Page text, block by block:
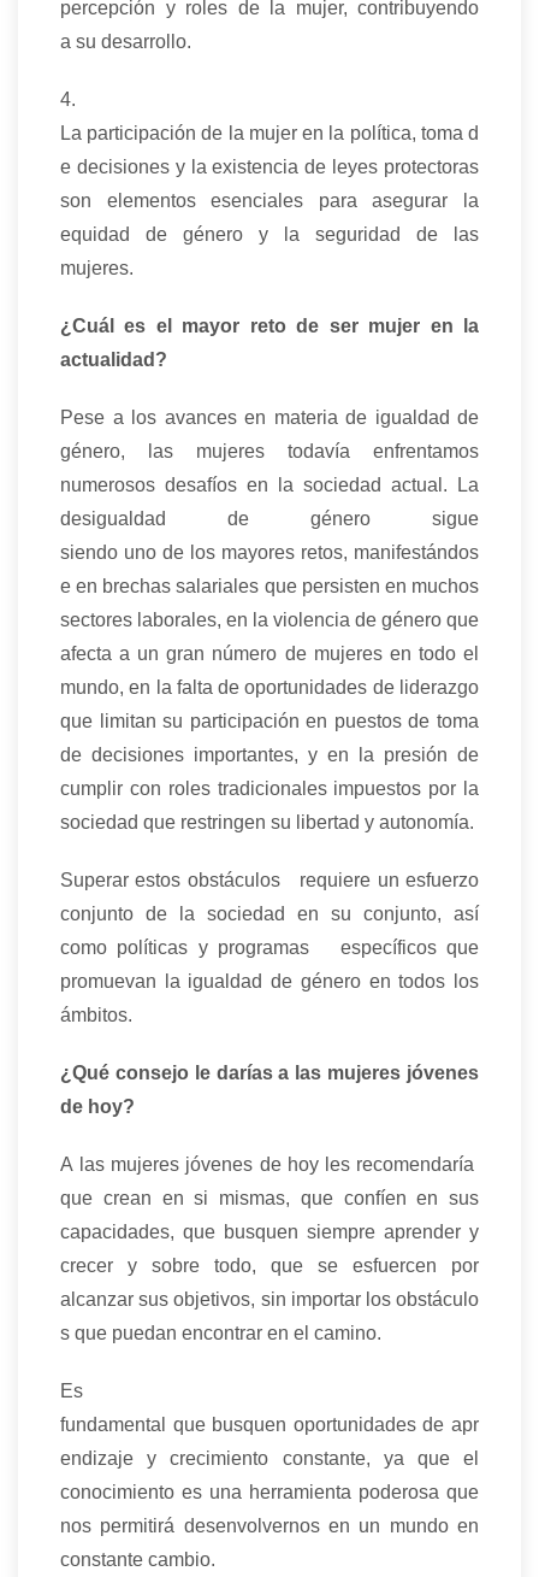
percepción y roles de la mujer, contribuyendo
a su desarrollo.
4.
La participación de la mujer en la política, toma d
e decisiones y la existencia de leyes protectoras
son elementos esenciales para asegurar la
equidad de género y la seguridad de las
mujeres.
¿Cuál es el mayor reto de ser mujer en la
actualidad?
Pese a los avances en materia de igualdad de
género, las mujeres todavía enfrentamos
numerosos desafíos en la sociedad actual. La
desigualdad de género sigue
siendo uno de los mayores retos, manifestándos
e en brechas salariales que persisten en muchos
sectores laborales, en la violencia de género que
afecta a un gran número de mujeres en todo el
mundo, en la falta de oportunidades de liderazgo
que limitan su participación en puestos de toma
de decisiones importantes, y en la presión de
cumplir con roles tradicionales impuestos por la
sociedad que restringen su libertad y autonomía.
Superar estos obstáculos requiere un esfuerzo
conjunto de la sociedad en su conjunto, así
como políticas y programas específicos que
promuevan la igualdad de género en todos los
ámbitos.
¿Qué consejo le darías a las mujeres jóvenes
de hoy?
A las mujeres jóvenes de hoy les recomendaría
que crean en si mismas, que confíen en sus
capacidades, que busquen siempre aprender y
crecer y sobre todo, que se esfuercen por
alcanzar sus objetivos, sin importar los obstáculo
s que puedan encontrar en el camino.
Es
fundamental que busquen oportunidades de apr
endizaje y crecimiento constante, ya que el
conocimiento es una herramienta poderosa que
nos permitirá desenvolvernos en un mundo en
constante cambio.